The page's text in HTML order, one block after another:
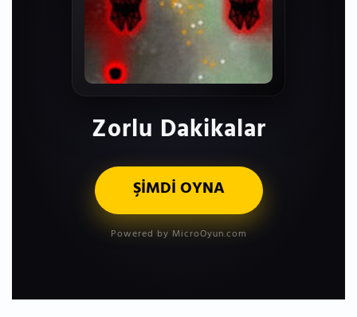
Zorlu Dakikalar
ŞİMDİ OYNA
Powered by MicroOyun.com